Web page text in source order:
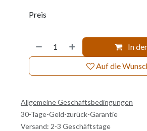
In
Auf die
Preis
Allgemeine Geschäftsbedingungen
30-Tage-Geld-zurück-Garantie
Versand: 2-3 Geschäftstage